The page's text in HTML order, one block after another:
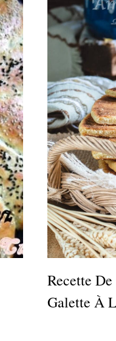
Recette
Galette À